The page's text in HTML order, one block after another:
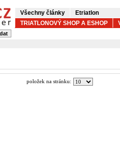
Všechny články
Etriatlon
TRIATLONOVÝ SHOP A ESHOP
položek na stránku: